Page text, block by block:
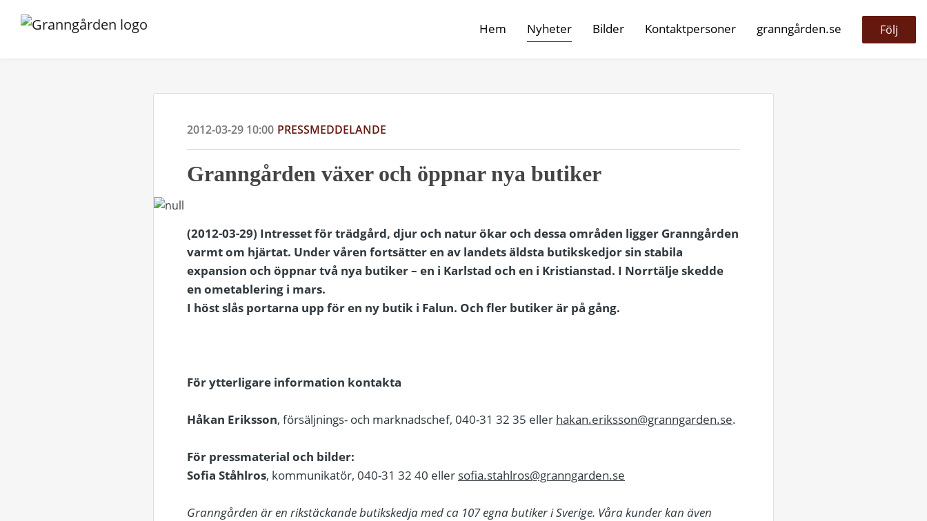
Hem Nyheter Bilder Kontaktpersoner granngården.se Följ
2012-03-29 10:00 PRESSMEDDELANDE
Granngården växer och öppnar nya butiker
(2012-03-29) Intresset för trädgård, djur och natur ökar och dessa områden ligger Granngården
varmt om hjärtat. Under våren fortsätter en av landets äldsta butikskedjor sin stabila
expansion och öppnar två nya butiker – en i Karlstad och en i Kristianstad. I Norrtälje skedde
en ometablering i mars.
I höst slås portarna upp för en ny butik i Falun. Och fler butiker är på gång.
För ytterligare information kontakta
Håkan Eriksson, försäljnings- och marknadschef, 040-31 32 35 eller hakan.eriksson@granngarden.se.
För pressmaterial och bilder:
Sofia Ståhlros, kommunikatör, 040-31 32 40 eller sofia.stahlros@granngarden.se
Granngården är en rikstäckande butikskedja med ca 107 egna butiker i Sverige. Våra kunder kan även